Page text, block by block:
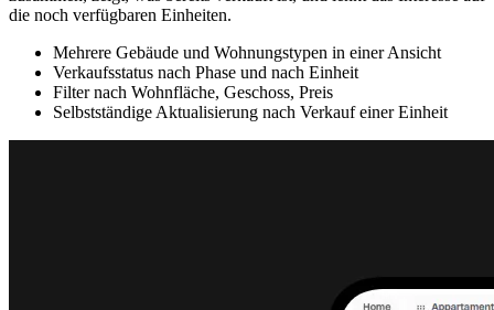
die noch verfügbaren Einheiten.
Mehrere Gebäude und Wohnungstypen in einer Ansicht
Verkaufsstatus nach Phase und nach Einheit
Filter nach Wohnfläche, Geschoss, Preis
Selbstständige Aktualisierung nach Verkauf einer Einheit